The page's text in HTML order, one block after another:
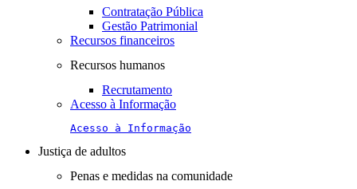
Contratação Pública
Gestão Patrimonial
Recursos financeiros
Recursos humanos
Recrutamento
Acesso à Informação
Acesso à Informação
Justiça de adultos
Penas e medidas na comunidade